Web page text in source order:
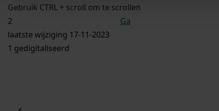
Gebruik CTRL + scroll om te scrollen
Ga
laatste wijziging 17-11-2023
1 gedigitaliseerd